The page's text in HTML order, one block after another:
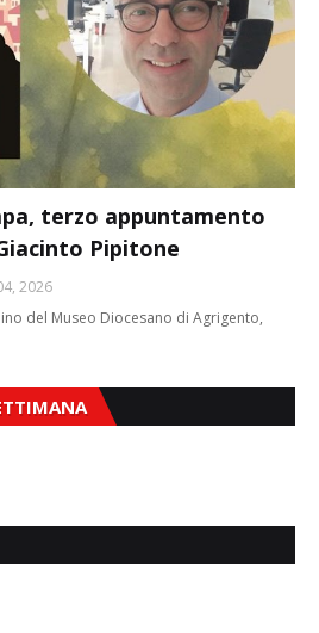
terzo appuntamento
Pipitone
2026
del Museo Diocesano di Agrigento,